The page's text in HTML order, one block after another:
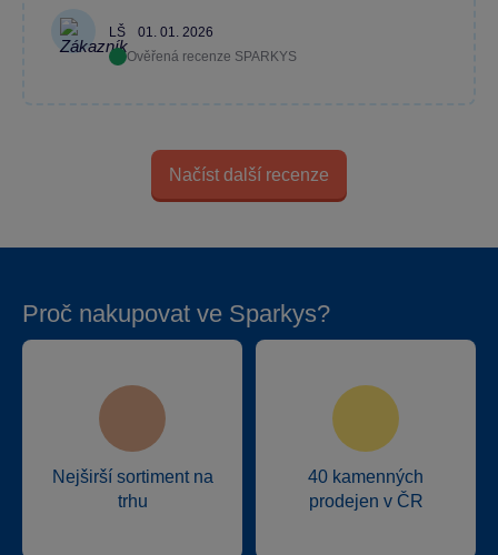
LŠ
01. 01. 2026
Ověřená recenze SPARKYS
Načíst další recenze
Proč nakupovat ve Sparkys?
Nejširší sortiment na
trhu
40 kamenných
prodejen v ČR